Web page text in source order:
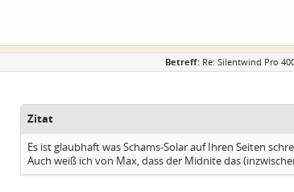
Betreff: Re: Silentwind Pro
Zitat
Es ist glaubhaft was Schams-Solar auf Ihren Seiten
Auch weiß ich von Max, dass der Midnite das